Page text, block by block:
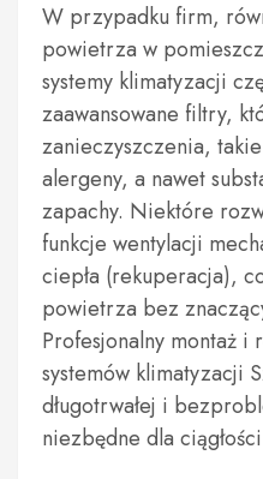
W przypadku firm,
powietrza w
systemy klimatyzacji
zaawansowane filtry,
zanieczyszczenia,
alergeny, a nawet
zapachy. Niektóre
funkcje wentylacji
ciepła (rekuperacja),
powietrza bez
Profesjonalny montaż i
systemów klimatyzacji
długotrwałej i
niezbędne dla